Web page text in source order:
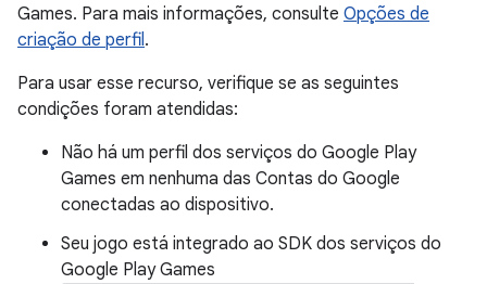
Games. Para mais informações, consulte Opções de
criação de perfil.
Para usar esse recurso, verifique se as seguintes
condições foram atendidas:
Não há um perfil dos serviços do Google Play
Games em nenhuma das Contas do Google
conectadas ao dispositivo.
Seu jogo está integrado ao SDK dos serviços do
Google Play Games